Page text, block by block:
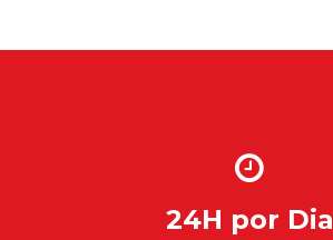
24H por Dia